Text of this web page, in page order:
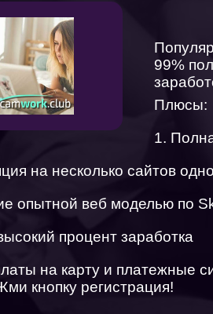
99%
Плюсы:
1.
на несколько сайтов
опытной веб моделью по
процент заработка
на карту и платежные
кнопку регистрация!